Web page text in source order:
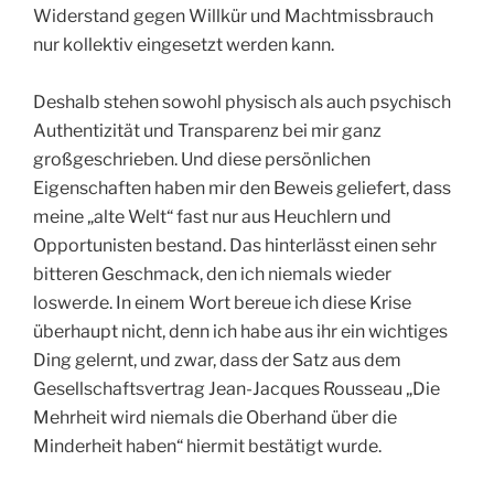
Widerstand gegen Willkür und Machtmissbrauch
nur kollektiv eingesetzt werden kann.
Deshalb stehen sowohl physisch als auch psychisch
Authentizität und Transparenz bei mir ganz
großgeschrieben. Und diese persönlichen
Eigenschaften haben mir den Beweis geliefert, dass
meine „alte Welt“ fast nur aus Heuchlern und
Opportunisten bestand. Das hinterlässt einen sehr
bitteren Geschmack, den ich niemals wieder
loswerde. In einem Wort bereue ich diese Krise
überhaupt nicht, denn ich habe aus ihr ein wichtiges
Ding gelernt, und zwar, dass der Satz aus dem
Gesellschaftsvertrag Jean-Jacques Rousseau „Die
Mehrheit wird niemals die Oberhand über die
Minderheit haben“ hiermit bestätigt wurde.